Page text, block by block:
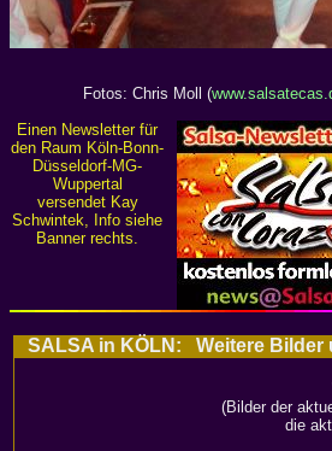
Fotos: Chris Moll (
Einen Newsletter für
den Raum Köln-Bonn-
Düsseldorf-MG-
Wuppertal
versendet Kay
Schwintek, Info siehe
Banner rechts.
SALSA in KÖLN: Weitere
(Bilder der
die